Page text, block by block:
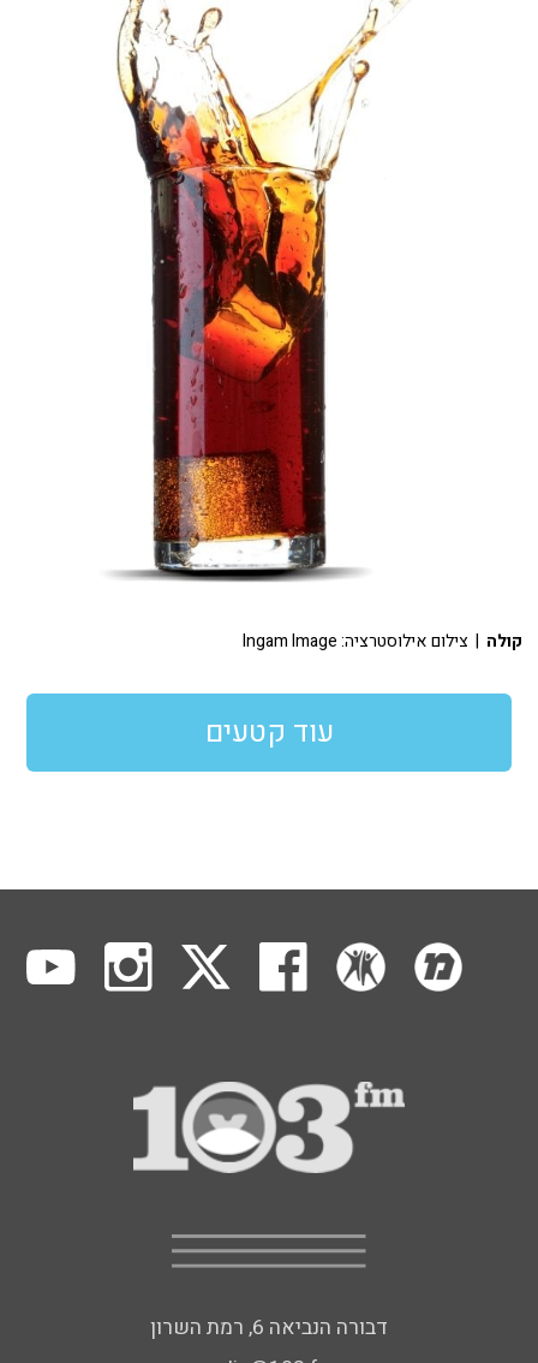
קולה | צילום אילוסטרציה: Ingam Image
עוד קטעים
דבורה הנביאה 6, רמת השרון